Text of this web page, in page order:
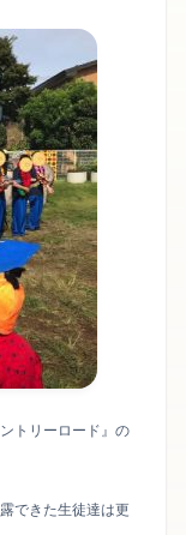
トリーロード』の
できた生徒達は更